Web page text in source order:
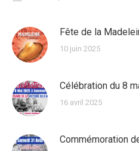
Fête de la
10 juin 2025
Célébration du 8
16 avril 2025
Commémoration